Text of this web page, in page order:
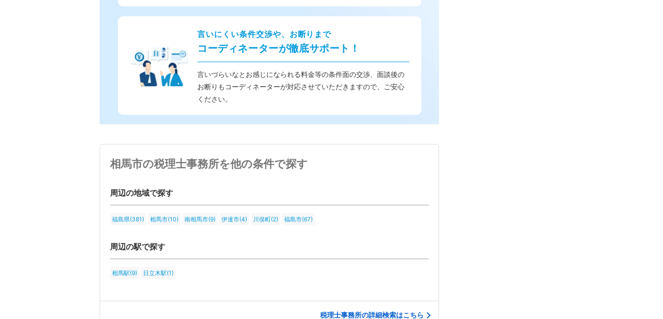
言いにくい条件交渉や、お断りまで
コーディネーターが徹底サポート！
言いづらいなとお感じになられる料金等の条件面の交渉、面談後の
お断りもコーディネーターが対応させていただきますので、ご安心
ください。
相馬市の税理士事務所を他の条件で探す
周辺の地域で探す
福島県(381) 相馬市(10) 南相馬市(9) 伊達市(4) 川俣町(2) 福島市(67)
周辺の駅で探す
相馬駅(9) 日立木駅(1)
税理士事務所の詳細検索はこちら